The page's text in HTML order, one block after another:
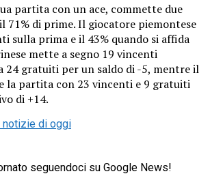
partita con un ace, commette due
71% di prime. Il giocatore piemontese
sulla prima e il 43% quando si affida
mette a segno 19 vincenti
24 gratuiti per un saldo di -5, mentre il
la partita con 23 vincenti e 9 gratuiti
di +14.
di oggi
seguendoci su Google News!